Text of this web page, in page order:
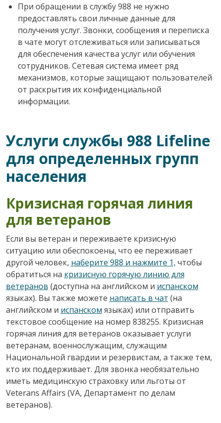
При обращении в службу 988 не нужно
предоставлять свои личные данные для
получения услуг. Звонки, сообщения и переписка
в чате могут отслеживаться или записываться
для обеспечения качества услуг или обучения
сотрудников. Сетевая система имеет ряд
механизмов, которые защищают пользователей
от раскрытия их конфиденциальной
информации.
Услуги службы 988 Lifeline
для определенных групп
населения
Кризисная горячая линия
для ветеранов
Если вы ветеран и переживаете кризисную
ситуацию или обеспокоены, что ее переживает
другой человек, наберите 988 и нажмите 1, чтобы
обратиться на кризисную горячую линию для
ветеранов (доступна на английском и испанском
языках). Вы также можете написать в чат (на
английском и испанском языках) или отправить
текстовое сообщение на номер 838255. Кризисная
горячая линия для ветеранов оказывает услуги
ветеранам, военнослужащим, служащим
Национальной гвардии и резервистам, а также тем,
кто их поддерживает. Для звонка необязательно
иметь медицинскую страховку или льготы от
Veterans Affairs (VA, Департамент по делам
ветеранов).